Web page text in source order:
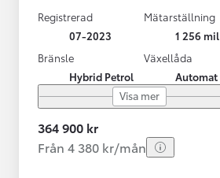
Registrerad
07-2023
Mätarställning
1 256 mil
Bränsle
Hybrid Petrol
Växellåda
Automat
Visa mer
364 900 kr
Från 4 380 kr/mån